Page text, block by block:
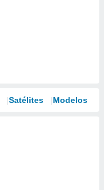
Satélites Modelos